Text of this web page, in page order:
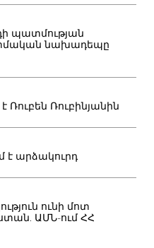
պատմության
նախադեպը
Ռուբեն Ռուբինյանին
է արձակուրդ
ունի մոտ
ԱՄՆ-ում ՀՀ